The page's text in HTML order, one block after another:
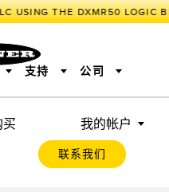
USING THE DXMR50 LOGIC
我的帐户
联系我们
照明和指示
& VISION
智能传感器
拾取指示灯
支持 公司